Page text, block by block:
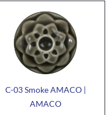
C-03 Smoke AMACO |
AMACO